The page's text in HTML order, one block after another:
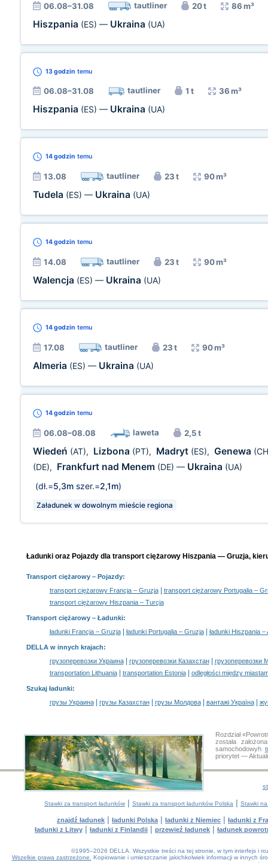
06.08–31.08 tautliner 20 t 86 m³
Hiszpania (ES) — Ukraina (UA)
13 godzin temu
06.08–31.08 tautliner 1 t 36 m³
Hiszpania (ES) — Ukraina (UA)
14 godzin temu
13.08 tautliner 23 t 90 m³
Tudela (ES) — Ukraina (UA)
14 godzin temu
14.08 tautliner 23 t 90 m³
Walencja (ES) — Ukraina (UA)
14 godzin temu
17.08 tautliner 23 t 90 m³
Almeria (ES) — Ukraina (UA)
14 godzin temu
06.08–08.08 laweta 2,5 t
Wiedeń (AT), Lizbona (PT), Madryt (ES), Genewa
(DE), Frankfurt nad Menem (DE) — Ukraina (UA)
(dł.=5,3m szer.=2,1m)
Załadunek w dowolnym mieście regiona
Ładunki oraz Pojazdy dla transport ciężarowy Hiszpania — Gruzja,
Transport ciężarowy– Pojazdy:
transport ciężarowy Francja – Gruzja|
transport ciężarowy Portugalia –
transport ciężarowy Hiszpania – Turcja
Transport ciężarowy – Ładunki:
ładunki Francja – Gruzja| ładunki Portugalia – Gruzja| ładunki Hiszpania –
DELLA w innych krajach:
грузоперевозки Украина| грузоперевозки Казахстан|
грузоперевозки
transportation Lithuania| transportation Estonia| odległości między
Szukaj ładunki:
грузы Украина| грузы Казахстан| грузы Молдова| вантажі Україна|
Rozdział
została
samochodowyh
priorytet —
Stawki za transport ładunków | Stawki za transport ładunków Polska | Stawki
znajdź ładunek | ładunki Polska | ładunki z Niemiec | ładunki z
ładunki z Litwy | ładunki z Finlandii | przewieź ładunek | ładunek
©1995–2026 DELLA. Wszystkie treści na tej stronie, w tym interfejs i
Wszelkie prawa zastrzeżone.
Kopiowanie i umieszczanie jakichkolwiek informacji w innych